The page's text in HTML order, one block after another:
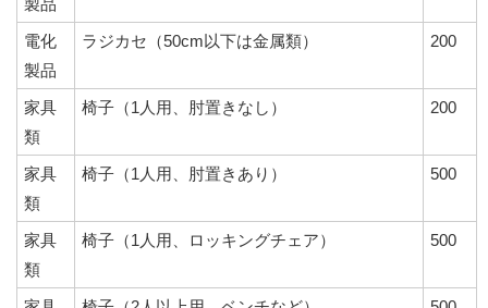
製品
電化
製品
ラジカセ（50cm以下は金属類） 200
家具
類
椅子（1人用、肘置きなし） 200
家具
類
椅子（1人用、肘置きあり） 500
家具
類
椅子（1人用、ロッキングチェア） 500